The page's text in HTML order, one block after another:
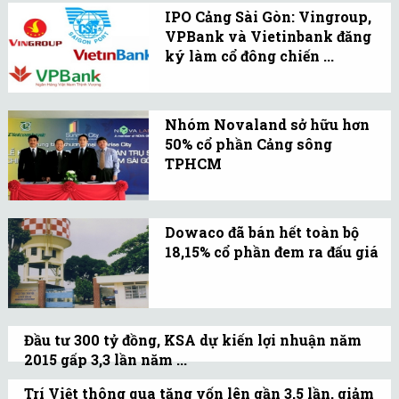
xin rút văn bản này.
BIDV sẽ không đủ điều
kiện để tham gia.
IPO Cảng Sài Gòn: Vingroup,
VPBank và Vietinbank đăng
ký làm cổ đông chiến ...
đấu giá công khai với giá
khởi điểm 11.500 đồng/cp.
Nhóm Novaland sở hữu hơn
50% cổ phần Cảng sông
TPHCM
đấu giá cổ phần lần đầu
ra công chúng của Công
TP. HCM (Casoco).
Dowaco đã bán hết toàn bộ
18,15% cổ phần đem ra đấu giá
Tổng giá trị cổ phần bán
được là 221.970.520.000
đồng.
Đầu tư 300 tỷ đồng, KSA dự kiến lợi nhuận năm
2015 gấp 3,3 lần năm ...
KSA dự định đầu tư vào 3 dự án khai thác
Trí Việt thông qua tăng vốn lên gần 3,5 lần, giảm